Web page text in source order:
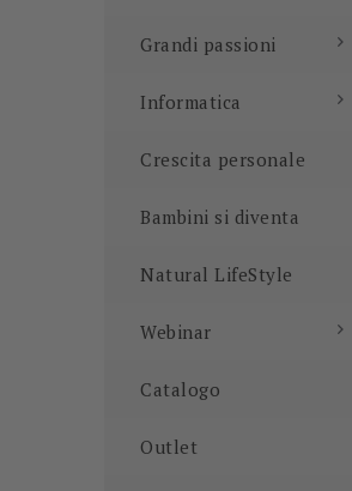
Grandi passioni
Informatica
Crescita personale
Bambini si diventa
Natural LifeStyle
Webinar
Catalogo
Outlet